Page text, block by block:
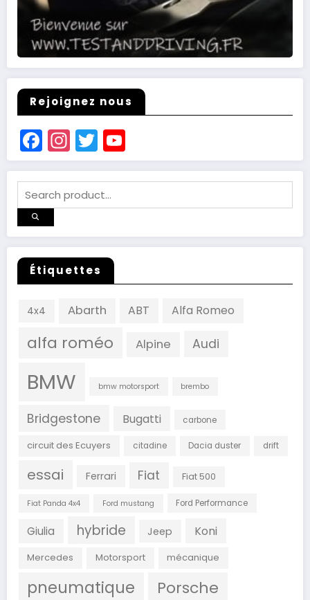
Rejoignez nous
Facebook
Instagram
Twitter
Channel
Étiquettes
4x4 Abarth ABT Alfa Romeo
alfa roméo Alpine Audi
BMW bmw motorsport brembo
Bridgestone Bugatti carbone
circuit des Ecuyers citadine Dacia duster drift
essai Ferrari Fiat Fiat 500
Fiat Panda 4x4 Ford mustang Ford Performance
Giulia hybride Jeep Koni
Mercedes Motorsport mécanique
pneumatique Porsche